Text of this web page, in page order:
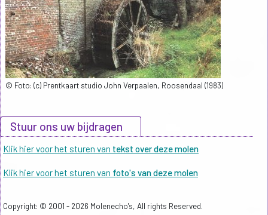
© Foto: (c) Prentkaart studio John Verpaalen, Roosendaal (1983)
Stuur ons uw bijdragen
Klik hier voor het sturen van tekst over deze molen
Klik hier voor het sturen van foto's van deze molen
Copyright: © 2001 - 2026 Molenecho's, All rights Reserved.